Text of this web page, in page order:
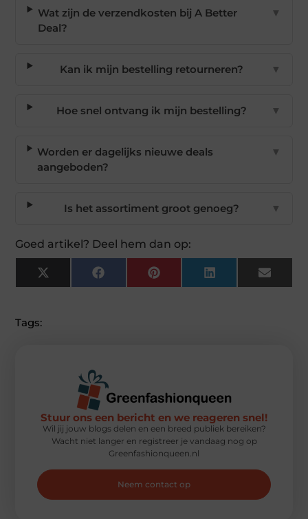
Wat zijn de verzendkosten bij A Better
Deal?
▼
Kan ik mijn bestelling retourneren? ▼
Hoe snel ontvang ik mijn bestelling? ▼
Worden er dagelijks nieuwe deals
aangeboden?
▼
Is het assortiment groot genoeg? ▼
Goed artikel? Deel hem dan op:
X
(Twitter)
FacebookPinterest LinkedIn Email
Tags:
Stuur ons een bericht en we reageren snel!
Wil jij jouw blogs delen en een breed publiek bereiken?
Wacht niet langer en registreer je vandaag nog op
Greenfashionqueen.nl
Neem contact op